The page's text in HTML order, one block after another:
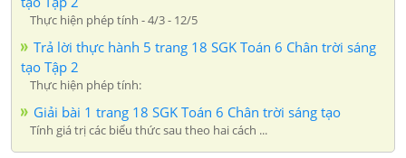
Thực hiện phép tính - 4/3 - 12/5
Trả lời thực hành 5 trang 18 SGK Toán 6 Chân trời sáng
tạo Tập 2
Thực hiện phép tính:
Giải bài 1 trang 18 SGK Toán 6 Chân trời sáng tạo
Tính giá trị các biểu thức sau theo hai cách ...